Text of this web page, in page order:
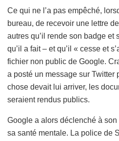
Ce qui ne l’a pas empêché,
bureau, de recevoir une lettre
autres qu’il rende son badge et
qu’il a fait – et qu’il « cesse et
fichier non public de Google.
a posté un message sur Twitter
chose devait lui arriver, les
seraient rendus publics.
Google a alors déclenché à
sa santé mentale. La police de